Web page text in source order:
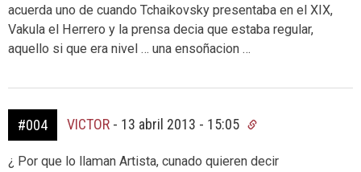
acuerda uno de cuando Tchaikovsky presentaba en el XIX,
Vakula el Herrero y la prensa decia que estaba regular,
aquello si que era nivel … una ensoñacion …
#004 VICTOR - 13 abril 2013 - 15:05
¿ Por que lo llaman Artista, cunado quieren decir